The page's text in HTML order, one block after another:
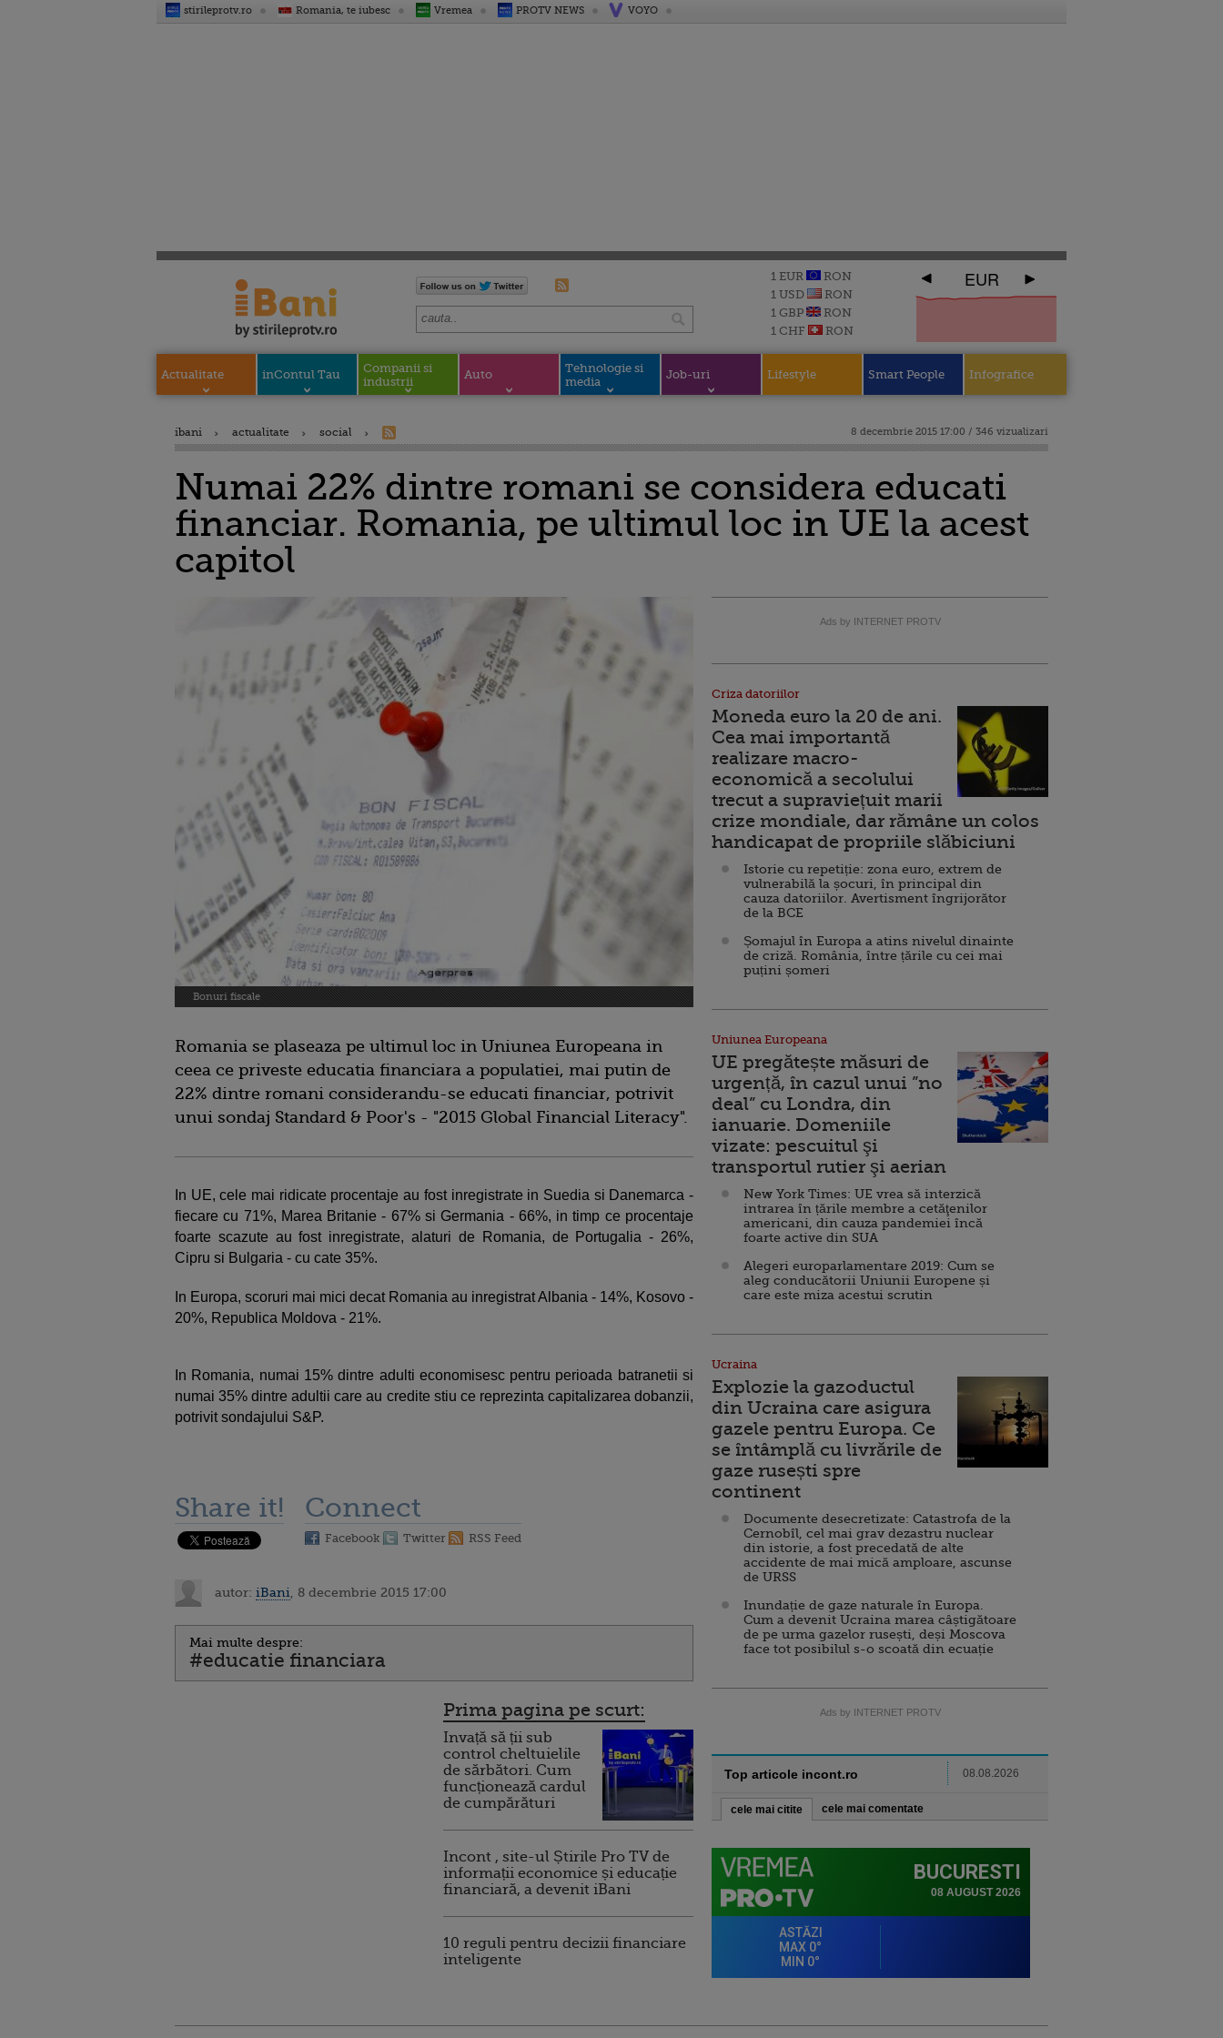
stirileprotv.ro Romania, te iubesc Vremea PROTV NEWS VOYO
1 EUR
RON
1 USD
RON
1 GBP
RON
1 CHF
RON
EUR
Actualitate inContul Tau
Companii si
industrii
Auto
Tehnologie si
media
Job-uri Lifestyle Smart People Infografice
ibani actualitate social 8 decembrie 2015 17:00 / 346 vizualizari
Numai 22% dintre romani se considera educati
financiar. Romania, pe ultimul loc in UE la acest
capitol
Bonuri fiscale
Romania se plaseaza pe ultimul loc in Uniunea Europeana in
ceea ce priveste educatia financiara a populatiei, mai putin de
22% dintre romani considerandu-se educati financiar, potrivit
unui sondaj Standard & Poor's - "2015 Global Financial Literacy".
In UE, cele mai ridicate procentaje au fost inregistrate in Suedia si Danemarca -
fiecare cu 71%, Marea Britanie - 67% si Germania - 66%, in timp ce procentaje
foarte scazute au fost inregistrate, alaturi de Romania, de Portugalia - 26%,
Cipru si Bulgaria - cu cate 35%.
In Europa, scoruri mai mici decat Romania au inregistrat Albania - 14%, Kosovo -
20%, Republica Moldova - 21%.
In Romania, numai 15% dintre adulti economisesc pentru perioada batranetii si
numai 35% dintre adultii care au credite stiu ce reprezinta capitalizarea dobanzii,
potrivit sondajului S&P.
Share it! Connect
Facebook Twitter RSS Feed
autor: iBani , 8 decembrie 2015 17:00
Mai multe despre:
#educatie financiara
Prima pagina pe scurt:
Invață să ții sub
control cheltuielile
de sărbători. Cum
funcționează cardul
de cumpărături
Incont , site-ul Știrile Pro TV de
informații economice și educație
financiară, a devenit iBani
10 reguli pentru decizii financiare
inteligente
Ads by INTERNET PROTV
Criza datoriilor
Moneda euro la 20 de ani.
Cea mai importantă
realizare macro-
economică a secolului
trecut a supraviețuit marii
crize mondiale, dar rămâne un colos
handicapat de propriile slăbiciuni
Istorie cu repetiție: zona euro, extrem de
vulnerabilă la șocuri, în principal din
cauza datoriilor. Avertisment îngrijorător
de la BCE
Șomajul în Europa a atins nivelul dinainte
de criză. România, între țările cu cei mai
puțini șomeri
Uniunea Europeana
UE pregătește măsuri de
urgență, în cazul unui ”no
deal” cu Londra, din
ianuarie. Domeniile
vizate: pescuitul şi
transportul rutier şi aerian
New York Times: UE vrea să interzică
intrarea în țările membre a cetăţenilor
americani, din cauza pandemiei încă
foarte active din SUA
Alegeri europarlamentare 2019: Cum se
aleg conducătorii Uniunii Europene și
care este miza acestui scrutin
Ucraina
Explozie la gazoductul
din Ucraina care asigura
gazele pentru Europa. Ce
se întâmplă cu livrările de
gaze rusești spre
continent
Documente desecretizate: Catastrofa de la
Cernobîl, cel mai grav dezastru nuclear
din istorie, a fost precedată de alte
accidente de mai mică amploare, ascunse
de URSS
Inundație de gaze naturale în Europa.
Cum a devenit Ucraina marea câștigătoare
de pe urma gazelor rusești, deși Moscova
face tot posibilul s-o scoată din ecuație
Ads by INTERNET PROTV
Top articole incont.ro 08.08.2026
cele mai citite cele mai comentate